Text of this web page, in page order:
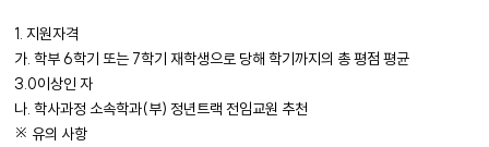
1. 지원자격
가. 학부 6학기 또는 7학기 재학생으로 당해 학기까지의 총 평점 평균
3.0이상인 자
나. 학사과정 소속학과(부) 정년트랙 전임교원 추천
※ 유의 사항